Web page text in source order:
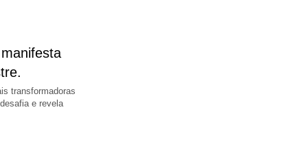
transformadoras
e revela